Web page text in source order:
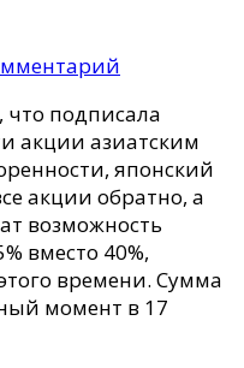
продает
акции
подписала
акции азиатским
японский
акции обратно, а
возможность
вместо 40%,
времени. Сумма
момент в 17